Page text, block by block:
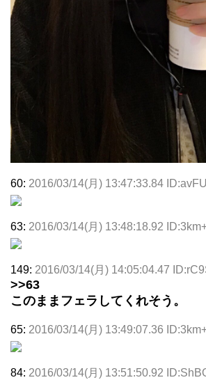
60: 2016/03/14(月) 13:47:33.84
63: 2016/03/14(月) 13:48:18.92
149: 2016/03/14(月) 14:05:04.47
>>63
このままフェラしてくれそう。
65: 2016/03/14(月) 13:49:07.36
84: 2016/03/14(月) 13:51:50.92